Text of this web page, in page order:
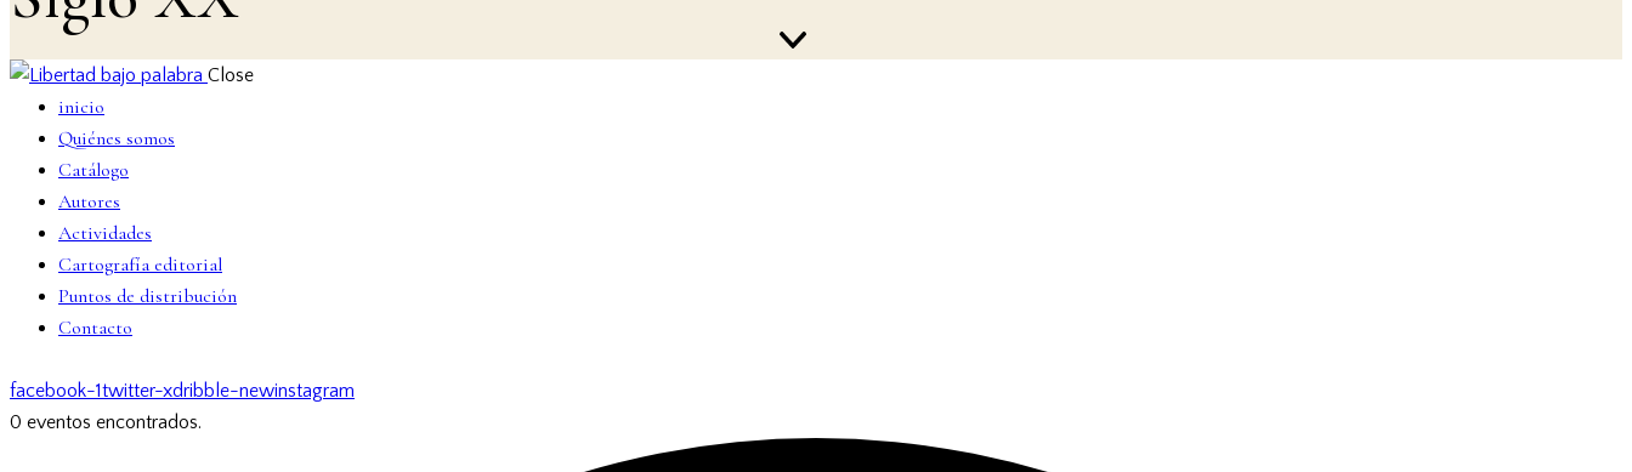
Close
inicio
Quiénes somos
Catálogo
Autores
Actividades
Cartografía editorial
Puntos de distribución
Contacto
facebook-1twitter-xdribble-newinstagram
0 eventos encontrados.